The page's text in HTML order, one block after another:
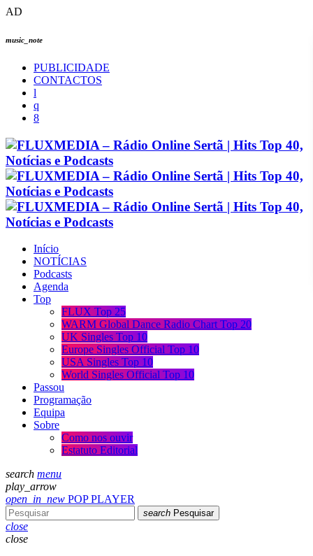
AD
music_note
PUBLICIDADE
CONTACTOS
Início
NOTÍCIAS
Podcasts
Agenda
Top
FLUX Top 25
WARM Global Dance Radio Chart Top 20
UK Singles Top 10
Europe Singles Official Top 10
USA Singles Top 10
World Singles Official Top 10
Passou
Programação
Equipa
Sobre
Como nos ouvir
Estatuto Editorial
search menu
play_arrow
open_in_new POP PLAYER
search Pesquisar
close
close